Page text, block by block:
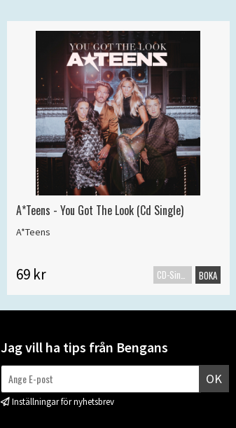
A*Teens - You Got The Look (Cd Single)
A*Teens
69 kr CD-Singel BOKA
Jag vill ha tips från Bengans
OK
Inställningar för nyhetsbrev